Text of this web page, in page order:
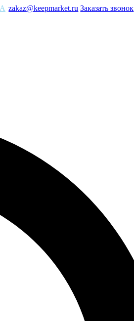
zakaz@keepmarket.ru Заказать звонок